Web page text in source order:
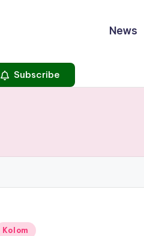
News
Subscribe
Kolom